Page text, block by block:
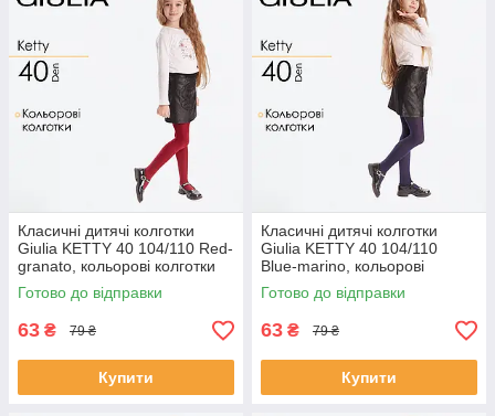
Класичні дитячі колготки
Giulia KETTY 40 104/110 Red-
granato, кольорові колготки
Готово до відправки
63 ₴ 79 ₴
Купити
Класичні дитячі колготки
Giulia KETTY 40 104/110
Blue-marino, кольорові
колготки
Готово до відправки
63 ₴ 79 ₴
Купити